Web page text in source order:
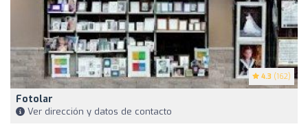
4.3 (162)
Fotolar
Ver dirección y datos de contacto